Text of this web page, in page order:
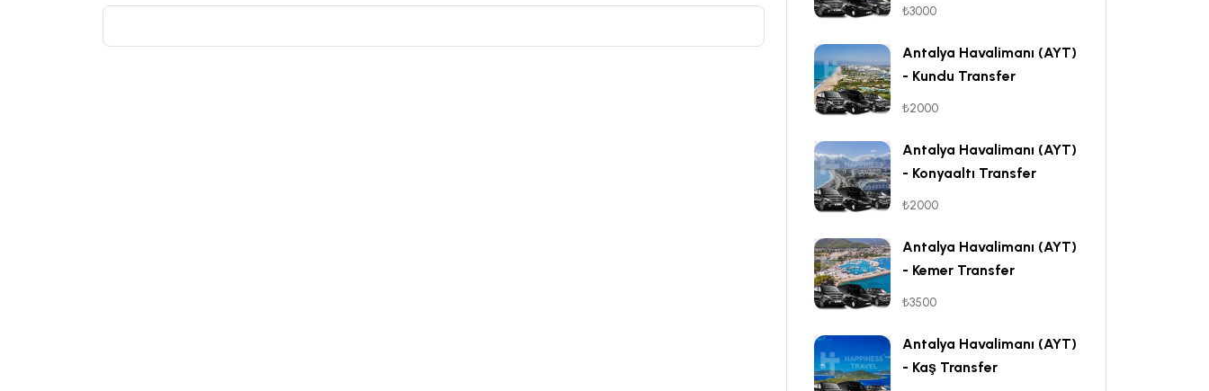
₺3000
Antalya Havalimanı (AYT)
- Kundu Transfer
₺2000
Antalya Havalimanı (AYT)
- Konyaaltı Transfer
₺2000
Antalya Havalimanı (AYT)
- Kemer Transfer
₺3500
Antalya Havalimanı (AYT)
- Kaş Transfer